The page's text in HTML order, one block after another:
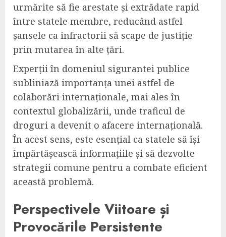
urmărite să fie arestate și extrădate rapid
între statele membre, reducând astfel
șansele ca infractorii să scape de justiție
prin mutarea în alte țări.
Experții în domeniul sigurantei publice
subliniază importanța unei astfel de
colaborări internaționale, mai ales în
contextul globalizării, unde traficul de
droguri a devenit o afacere internațională.
În acest sens, este esențial ca statele să își
împărtășească informațiile și să dezvolte
strategii comune pentru a combate eficient
această problemă.
Perspectivele Viitoare și
Provocările Persistente